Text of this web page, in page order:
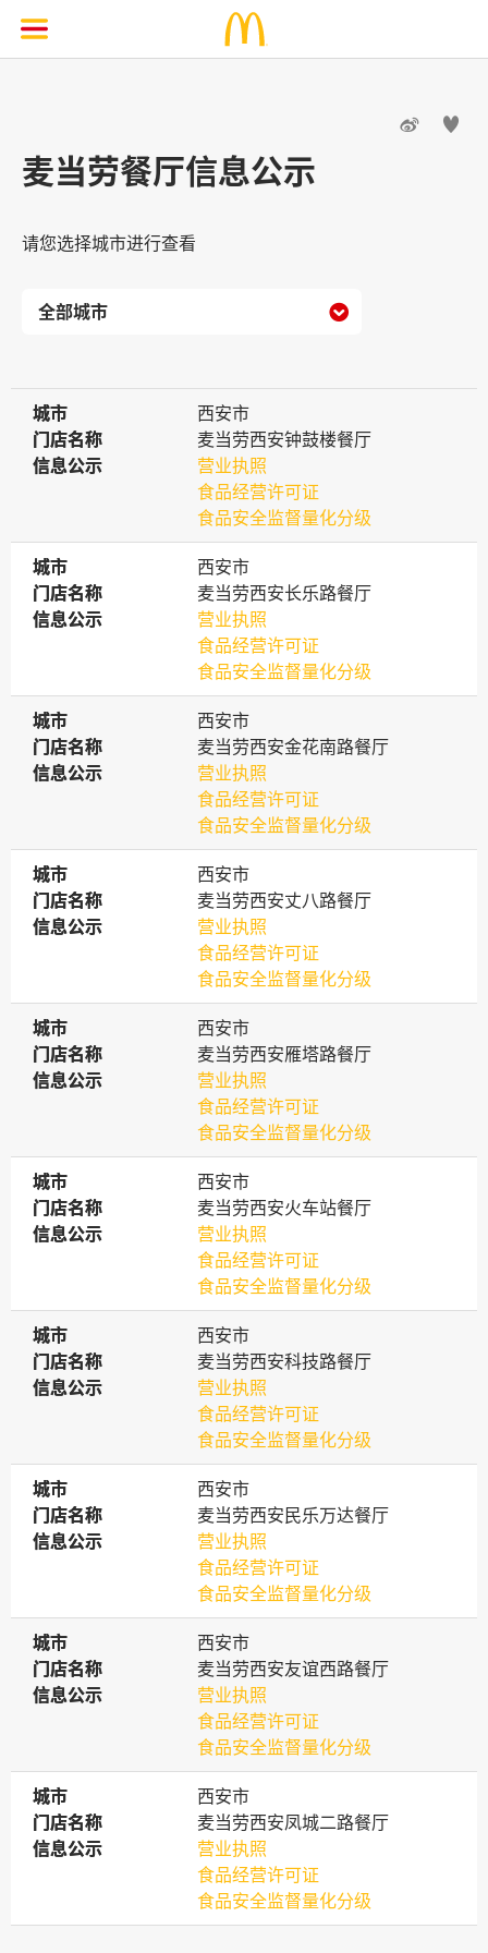
 
麦当劳餐厅信息公示
请您选择城市进行查看

城市
城市
西安市
门店名称
门店名称
麦当劳西安钟鼓楼餐厅
信息公示
信息公示
营业执照
食品经营许可证
食品安全监督量化分级
城市
城市
西安市
门店名称
门店名称
麦当劳西安长乐路餐厅
信息公示
信息公示
营业执照
食品经营许可证
食品安全监督量化分级
城市
城市
西安市
门店名称
门店名称
麦当劳西安金花南路餐厅
信息公示
信息公示
营业执照
食品经营许可证
食品安全监督量化分级
城市
城市
西安市
门店名称
门店名称
麦当劳西安丈八路餐厅
信息公示
信息公示
营业执照
食品经营许可证
食品安全监督量化分级
城市
城市
西安市
门店名称
门店名称
麦当劳西安雁塔路餐厅
信息公示
信息公示
营业执照
食品经营许可证
食品安全监督量化分级
城市
城市
西安市
门店名称
门店名称
麦当劳西安火车站餐厅
信息公示
信息公示
营业执照
食品经营许可证
食品安全监督量化分级
城市
城市
西安市
门店名称
门店名称
麦当劳西安科技路餐厅
信息公示
信息公示
营业执照
食品经营许可证
食品安全监督量化分级
城市
城市
西安市
门店名称
门店名称
麦当劳西安民乐万达餐厅
信息公示
信息公示
营业执照
食品经营许可证
食品安全监督量化分级
城市
城市
西安市
门店名称
门店名称
麦当劳西安友谊西路餐厅
信息公示
信息公示
营业执照
食品经营许可证
食品安全监督量化分级
城市
城市
西安市
门店名称
门店名称
麦当劳西安凤城二路餐厅
信息公示
信息公示
营业执照
食品经营许可证
食品安全监督量化分级